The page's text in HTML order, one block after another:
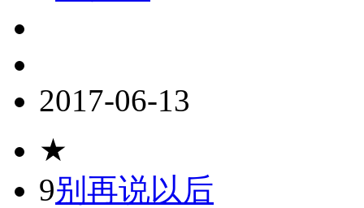
2017-06-13
★
9别再说以后